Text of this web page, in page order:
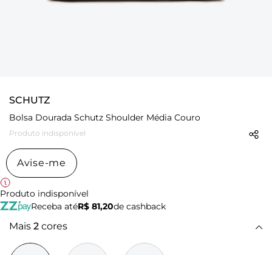
SCHUTZ
Bolsa Dourada Schutz Shoulder Média Couro
Produto indisponível
Avise-me
Produto indisponível
Receba atéR$ 81,20de cashback
Mais 2 cores